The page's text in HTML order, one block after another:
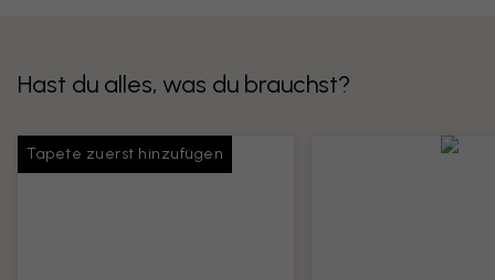
Hast du alles, was du brauchst?
Tapete zuerst hinzufügen